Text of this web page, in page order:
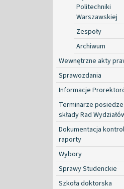
Politechniki
Warszawskiej
Zespoły
Archiwum
Wewnętrzne akty
Sprawozdania
Informacje
Terminarze
składy Rad
Dokumentacja
raporty
Wybory
Sprawy Studenckie
Szkoła doktorska